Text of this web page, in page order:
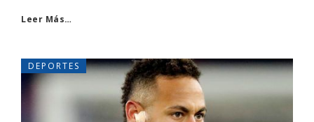
Leer Más…
DEPORTES